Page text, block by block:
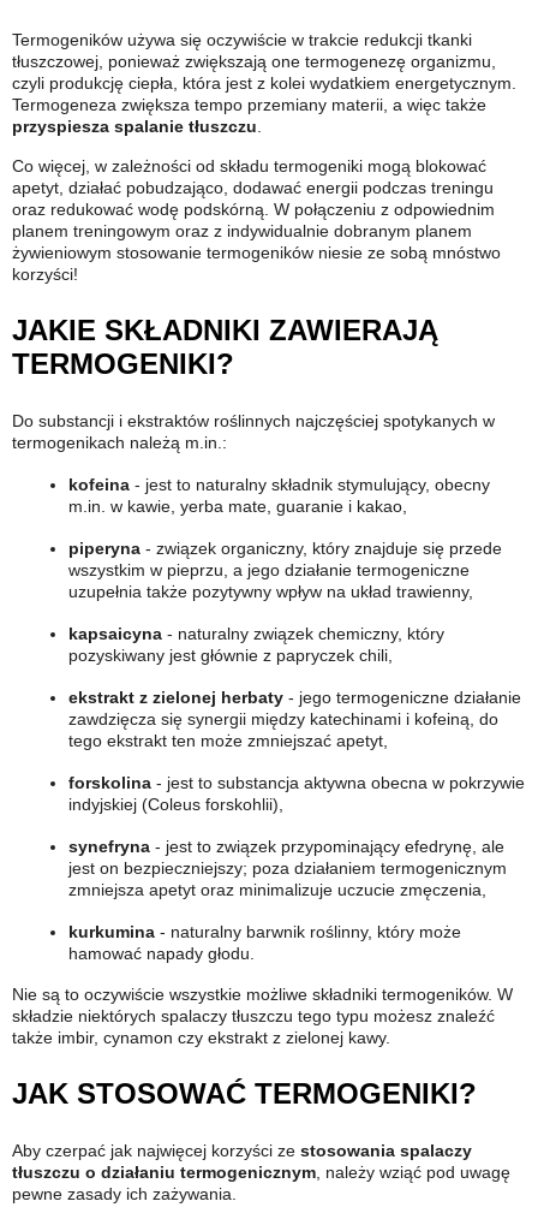
Termogeników używa się oczywiście w trakcie redukcji tkanki
tłuszczowej, ponieważ zwiększają one termogenezę organizmu,
czyli produkcję ciepła, która jest z kolei wydatkiem energetycznym.
Termogeneza zwiększa tempo przemiany materii, a więc także
przyspiesza spalanie tłuszczu
Co więcej, w zależności od składu termogeniki mogą blokować
apetyt, działać pobudzająco, dodawać energii podczas treningu
oraz redukować wodę podskórną. W połączeniu z odpowiednim
planem treningowym oraz z indywidualnie dobranym planem
żywieniowym stosowanie termogeników niesie ze sobą mnóstwo
korzyści!
JAKIE SKŁADNIKI ZAWIERAJĄ
TERMOGENIKI?
Do substancji i ekstraktów roślinnych najczęściej spotykanych w
termogenikach należą m.in.:
kofeina - jest to naturalny składnik stymulujący, obecny
m.in. w kawie, yerba mate, guaranie i kakao,
piperyna - związek organiczny, który znajduje się przede
wszystkim w pieprzu, a jego działanie termogeniczne
uzupełnia także pozytywny wpływ na układ trawienny,
kapsaicyna - naturalny związek chemiczny, który
pozyskiwany jest głównie z papryczek chili,
ekstrakt z zielonej herbaty - jego termogeniczne działanie
zawdzięcza się synergii między katechinami i kofeiną, do
tego ekstrakt ten może zmniejszać apetyt,
forskolina - jest to substancja aktywna obecna w pokrzywie
indyjskiej (Coleus forskohlii),
synefryna - jest to związek przypominający efedrynę, ale
jest on bezpieczniejszy; poza działaniem termogenicznym
zmniejsza apetyt oraz minimalizuje uczucie zmęczenia,
kurkumina - naturalny barwnik roślinny, który może
hamować napady głodu.
Nie są to oczywiście wszystkie możliwe składniki termogeników. W
składzie niektórych spalaczy tłuszczu tego typu możesz znaleźć
także imbir, cynamon czy ekstrakt z zielonej kawy.
JAK STOSOWAĆ TERMOGENIKI?
Aby czerpać jak najwięcej korzyści ze stosowania spalaczy
tłuszczu o działaniu termogenicznym , należy wziąć pod uwagę
pewne zasady ich zażywania.